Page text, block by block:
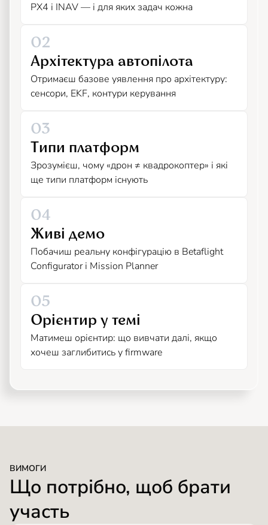
PX4 і INAV — і для яких задач кожна
02
Архітектура автопілота
Отримаєш базове уявлення про архітектуру:
сенсори, EKF, контури керування
03
Типи платформ
Зрозумієш, чому «дрон ≠ квадрокоптер» і які
ще типи платформ існують
04
Живі демо
Побачиш реальну конфігурацію в Betaflight
Configurator і Mission Planner
05
Орієнтир у темі
Матимеш орієнтир: що вивчати далі, якщо
хочеш заглибитись у firmware
ВИМОГИ
Що потрібно, щоб брати
участь